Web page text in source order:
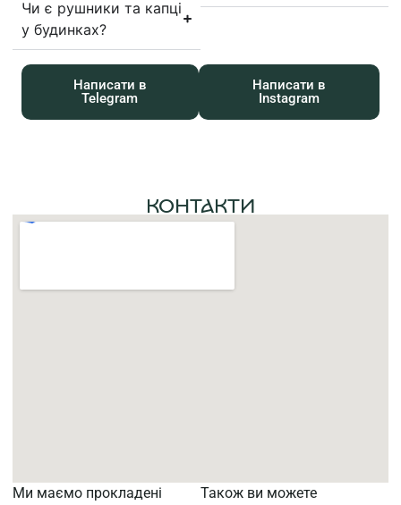
Чи є рушники та капці
у будинках?
Написати в
Telegram
Написати в
Instagram
КОНТАКТИ
Ми маємо прокладені
Також ви можете